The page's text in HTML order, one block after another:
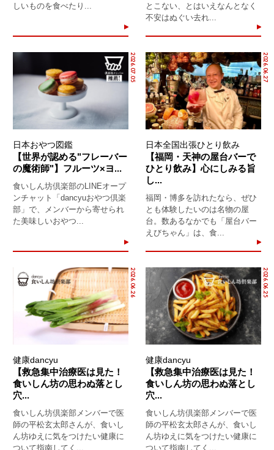
しいものを食べたり...
とこない、とはいえなんとなく
不安はぬぐい去れ...
2026.07.05
日本おやつ図鑑
【世界が認める"フレーバー
の魔術師"】フルーツ×ヨ...
食いしん坊倶楽部のLINEオープ
ンチャット「dancyuおやつ倶楽
部」で、メンバーから寄せられ
た美味しいおやつ...
2026.06.27
日本全国出張ひとり飲み
【福岡・天神の屋台バーで
ひとり飲み】心にしみる旨
し...
福岡・博多を訪れたなら、ぜひ
とも体験したいのは名物の屋
台。数あるなかでも「屋台バー
えびちゃん」は、食...
2026.06.26
健康dancyu
【救急集中治療医は見た！
食いしん坊の思わぬ落とし
穴...
食いしん坊倶楽部メンバーで医
師の平松玄太郎さんが、食いし
ん坊ゆえに気をつけたい健康に
ついて指南してく...
2026.06.25
健康dancyu
【救急集中治療医は見た！
食いしん坊の思わぬ落とし
穴...
食いしん坊倶楽部メンバーで医
師の平松玄太郎さんが、食いし
ん坊ゆえに気をつけたい健康に
ついて指南してく...